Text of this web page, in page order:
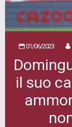
01/06/2023
il suo